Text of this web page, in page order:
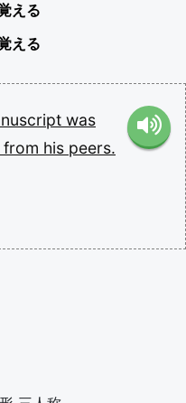
える
える
was
from his peers.